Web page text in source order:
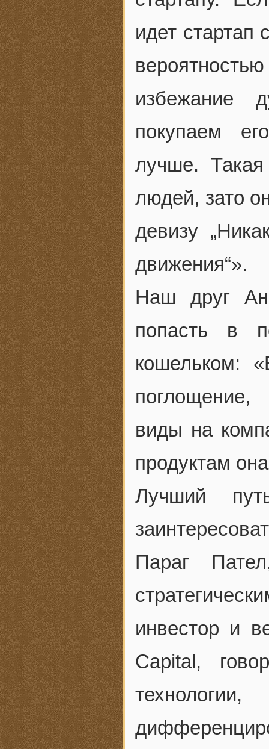
идет
избежание
покупаем
лучше.
людей, зато
девизу
движения“».
Наш друг
попасть в
кошельком:
виды на
продуктам
Лучший
Параг
инвестор и
Capital,